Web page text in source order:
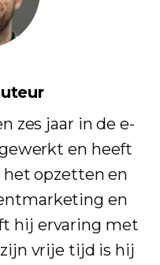
zes jaar in de e-
en heeft
opzetten en
en
hij ervaring met
vrije tijd is hij